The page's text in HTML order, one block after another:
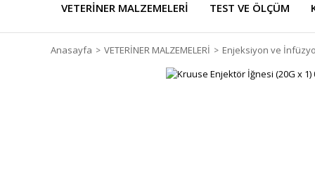
VETERİNER MALZEMELERİ TEST VE ÖLÇÜM
Anasayfa VETERİNER MALZEMELERİ Enjeksiyon ve